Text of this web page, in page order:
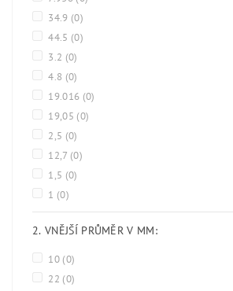
34.9 (0)
44.5 (0)
3.2 (0)
4.8 (0)
19.016 (0)
19,05 (0)
2,5 (0)
12,7 (0)
1,5 (0)
1 (0)
2. VNĚJŠÍ PRŮMĚR V MM:
10 (0)
22 (0)